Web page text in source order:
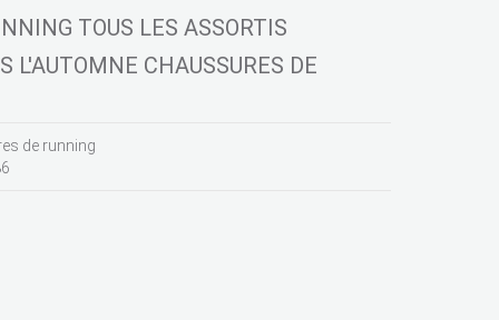
TOUS LES ASSORTIS
CHAUSSURES DE
de running